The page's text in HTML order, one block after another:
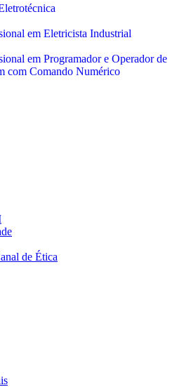
em Eletricista Industrial
em Programador e Operador de
com Comando Numérico
de Ética